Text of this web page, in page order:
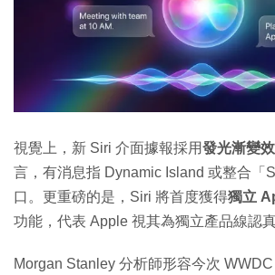
視覺上，新 Siri 介面據報採用發光漸變
言，有消息指 Dynamic Island 或整合「
口。更重磅的是，Siri 將首度獲得獨立
功能，代表 Apple 視其為獨立產品線認真
Morgan Stanley 分析師形容今次